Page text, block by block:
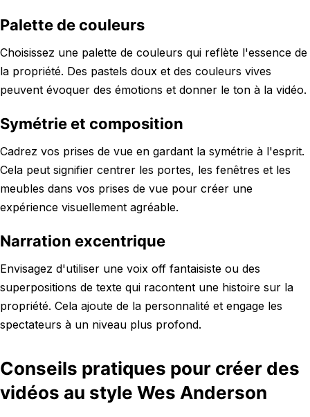
Palette de couleurs
Choisissez une palette de couleurs qui reflète l'essence de
la propriété. Des pastels doux et des couleurs vives
peuvent évoquer des émotions et donner le ton à la vidéo.
Symétrie et composition
Cadrez vos prises de vue en gardant la symétrie à l'esprit.
Cela peut signifier centrer les portes, les fenêtres et les
meubles dans vos prises de vue pour créer une
expérience visuellement agréable.
Narration excentrique
Envisagez d'utiliser une voix off fantaisiste ou des
superpositions de texte qui racontent une histoire sur la
propriété. Cela ajoute de la personnalité et engage les
spectateurs à un niveau plus profond.
Conseils pratiques pour créer des
vidéos au style Wes Anderson